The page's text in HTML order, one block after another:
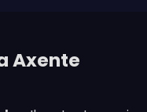
Axente